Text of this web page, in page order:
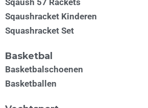
Sqaushracket Kinderen
Squashracket Set
Basketbal
Basketbalschoenen
Basketballen